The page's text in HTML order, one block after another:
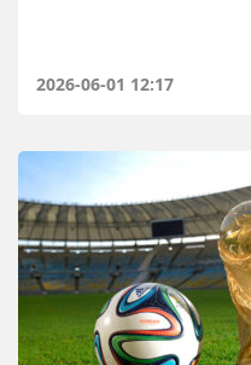
2026-06-01 12:17